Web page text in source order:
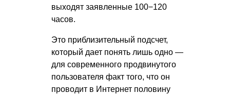
выходят заявленные 100−120
часов.
Это приблизительный подсчет,
который дает понять лишь одно —
для современного продвинутого
пользователя факт того, что он
проводит в Интернет половину